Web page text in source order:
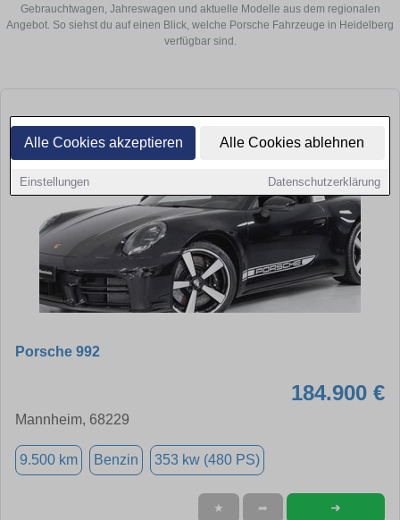
Alle Cookies akzeptieren Alle Cookies ablehnen
Einstellungen Datenschutzerklärung
Gebrauchtwagen, Jahreswagen und aktuelle Modelle aus dem regionalen
Angebot. So siehst du auf einen Blick, welche Porsche Fahrzeuge in Heidelberg
verfügbar sind.
Porsche 992
184.900 €
Mannheim, 68229
9.500 km Benzin 353 kw (480 PS)
★ ➦ ➜